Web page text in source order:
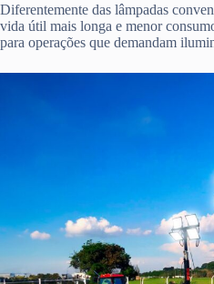
Diferentemente das lâmpadas
vida útil mais longa e menor
para operações que demandam